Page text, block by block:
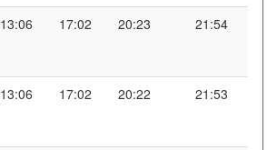
13:06 17:02 20:23 21:54
13:06 17:02 20:22 21:53